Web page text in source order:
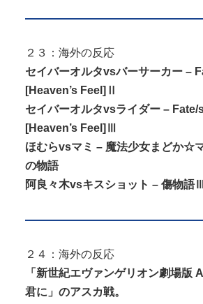
２３：海外の反応
セイバーオルタvsバーサーカー –
[Heaven’s Feel]Ⅱ
セイバーオルタvsライダー –
[Heaven’s Feel]Ⅲ
ほむらvsマミ – 魔法少女まどか☆
の物語
阿良々木vsキスショット – 傷物語
２４：海外の反応
「新世紀エヴァンゲリオン劇場版
君に」のアスカ戦。